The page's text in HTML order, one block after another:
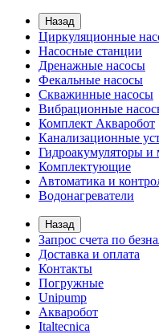
Назад
Циркуляционные
Насосные станции
Дренажные насосы
Фекальные насосы
Скважинные насосы
Вибрационные
Комплект Акваробот
Канализационные
Гидроакумуляторы и
Комплектующие
Автоматика и
Водонагреватели
Назад
Запрос счета по
Доставка и оплата
Контакты
Погружные
Unipump
Акваробот
Italtecnica